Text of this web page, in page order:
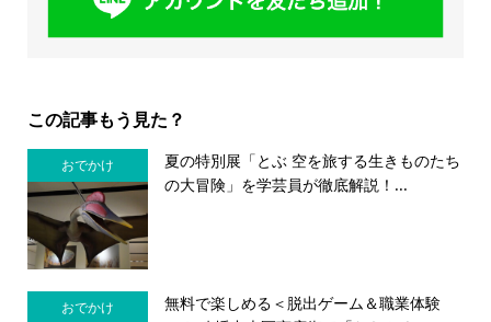
この記事もう見た？
おでかけ
夏の特別展「とぶ 空を旅する生きものたち
の大冒険」を学芸員が徹底解説！...
おでかけ
無料で楽しめる＜脱出ゲーム＆職業体験